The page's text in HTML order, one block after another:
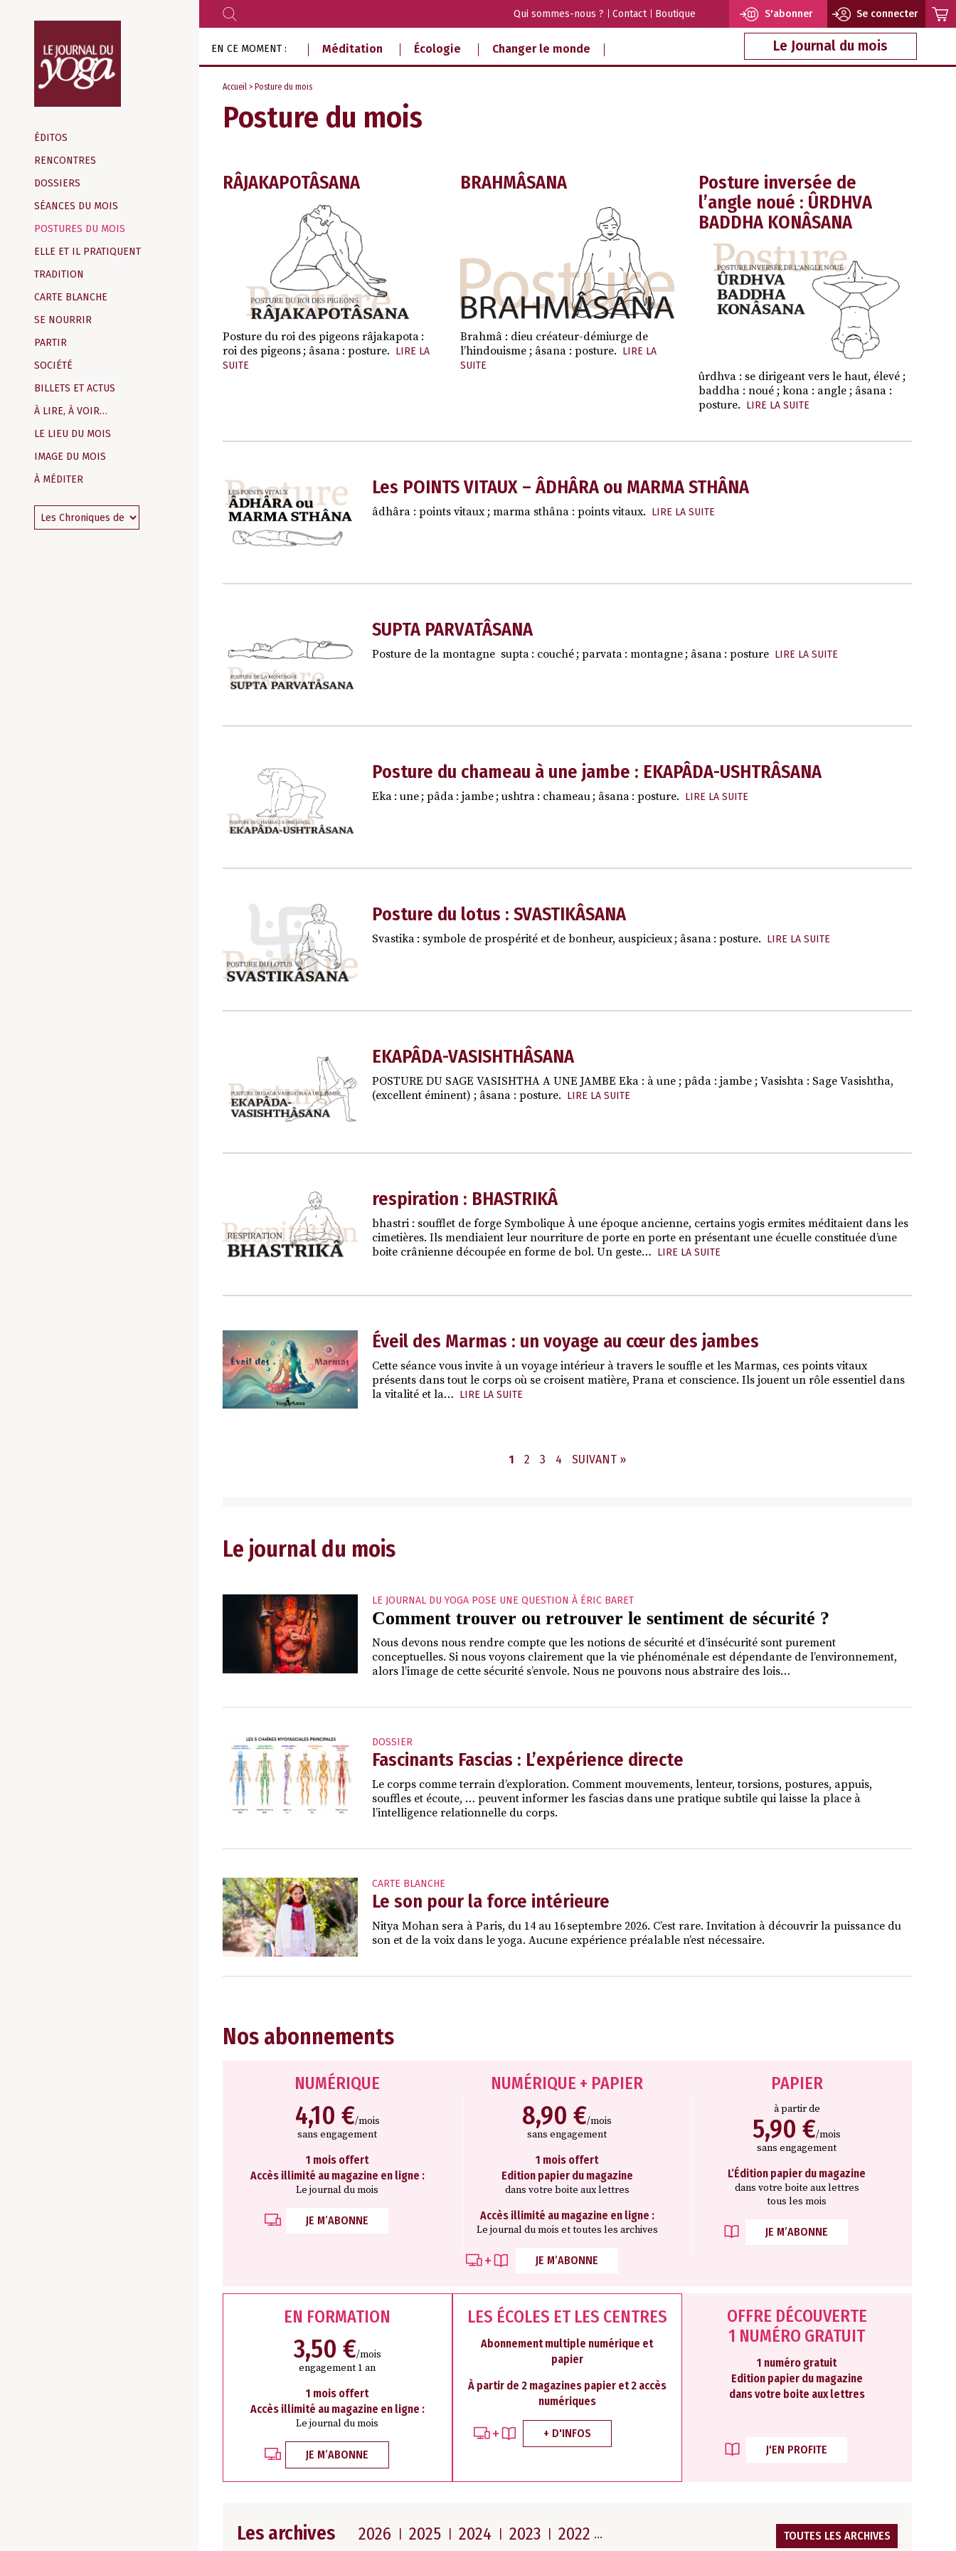
d‘information
indépendant
ÉDITOS
RENCONTRES
DOSSIERS
SÉANCES DU MOIS
POSTURES DU MOIS
ELLE ET IL PRATIQUENT
TRADITION
CARTE BLANCHE
SE NOURRIR
PARTIR
SOCIÉTÉ
BILLETS ET ACTUS
À LIRE, À VOIR…
LE LIEU DU MOIS
IMAGE DU MOIS
À MÉDITER
RECHERCHER Qui sommes-nous ? Contact Boutique S'abonner Se connecter
EN CE MOMENT : Méditation Écologie Changer le monde Le Journal du mois
Accueil > Posture du mois
Posture du mois
RÂJAKAPOTÂSANA
Posture du roi des pigeons râjakapota :
roi des pigeons ; âsana : posture. LIRE LA
SUITE
BRAHMÂSANA
Brahmâ : dieu créateur-démiurge de
l’hindouisme ; âsana : posture. LIRE LA
SUITE
Posture inversée de
l’angle noué : ÛRDHVA
BADDHA KONÂSANA
ûrdhva : se dirigeant vers le haut, élevé ;
baddha : noué ; kona : angle ; âsana :
posture. LIRE LA SUITE
Les POINTS VITAUX – ÂDHÂRA ou MARMA STHÂNA
âdhâra : points vitaux ; marma sthâna : points vitaux. LIRE LA SUITE
SUPTA PARVATÂSANA
Posture de la montagne supta : couché ; parvata : montagne ; âsana : posture LIRE LA SUITE
Posture du chameau à une jambe : EKAPÂDA-USHTRÂSANA
Eka : une ; pâda : jambe ; ushtra : chameau ; âsana : posture. LIRE LA SUITE
Posture du lotus : SVASTIKÂSANA
Svastika : symbole de prospérité et de bonheur, auspicieux ; âsana : posture. LIRE LA SUITE
EKAPÂDA-VASISHTHÂSANA
POSTURE DU SAGE VASISHTHA A UNE JAMBE Eka : à une ; pâda : jambe ; Vasishta : Sage Vasishtha,
(excellent éminent) ; âsana : posture. LIRE LA SUITE
respiration : BHASTRIKÂ
bhastri : soufflet de forge Symbolique À une époque ancienne, certains yogis ermites méditaient dans les
cimetières. Ils mendiaient leur nourriture de porte en porte en présentant une écuelle constituée d’une
boite crânienne découpée en forme de bol. Un geste… LIRE LA SUITE
Éveil des Marmas : un voyage au cœur des jambes
Cette séance vous invite à un voyage intérieur à travers le souffle et les Marmas, ces points vitaux
présents dans tout le corps où se croisent matière, Prana et conscience. Ils jouent un rôle essentiel dans
la vitalité et la… LIRE LA SUITE
PAGE
1 PAGE
2 PAGE
3 PAGE
4 SUIVANT »
Le journal du mois
LE JOURNAL DU YOGA POSE UNE QUESTION À ÉRIC BARET
Comment trouver ou retrouver le sentiment de sécurité ?
Nous devons nous rendre compte que les notions de sécurité et d’insécurité sont purement
conceptuelles. Si nous voyons clairement que la vie phénoménale est dépendante de l’environnement,
alors l’image de cette sécurité s’envole. Nous ne pouvons nous abstraire des lois…
DOSSIER
Fascinants Fascias : L’expérience directe
Le corps comme terrain d’exploration. Comment mouvements, lenteur, torsions, postures, appuis,
souffles et écoute, … peuvent informer les fascias dans une pratique subtile qui laisse la place à
l’intelligence relationnelle du corps.
CARTE BLANCHE
Le son pour la force intérieure
Nitya Mohan sera à Paris, du 14 au 16 septembre 2026. C’est rare. Invitation à découvrir la puissance du
son et de la voix dans le yoga. Aucune expérience préalable n’est nécessaire.
Nos abonnements
NUMÉRIQUE
4,10 €/mois
sans engagement
1 mois offert
Accès illimité au magazine en ligne :
Le journal du mois
JE M’ABONNE
NUMÉRIQUE + PAPIER
8,90 €/mois
sans engagement
1 mois offert
Edition papier du magazine
dans votre boite aux lettres
Accès illimité au magazine en ligne :
Le journal du mois et toutes les archives
JE M’ABONNE
PAPIER
à partir de
5,90 €/mois
sans engagement
L’Édition papier du magazine
dans votre boite aux lettres
tous les mois
JE M’ABONNE
EN FORMATION
3,50 €/mois
engagement 1 an
1 mois offert
Accès illimité au magazine en ligne :
Le journal du mois
JE M’ABONNE
LES ÉCOLES ET LES CENTRES
Abonnement multiple numérique et
papier
À partir de 2 magazines papier et 2 accès
numériques
+ D'INFOS
OFFRE DÉCOUVERTE
1 NUMÉRO GRATUIT
1 numéro gratuit
Edition papier du magazine
dans votre boite aux lettres
J'EN PROFITE
Les archives 2026 2025 2024 2023 2022 TOUTES LES ARCHIVES